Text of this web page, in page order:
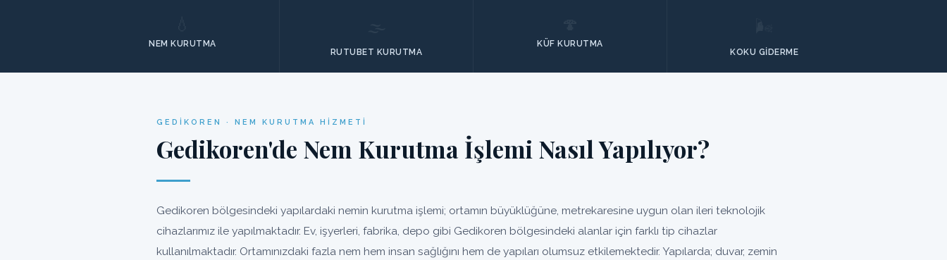
NEM KURUTMA
RUTUBET KURUTMA
KÜF KURUTMA
KOKU GIDERME
GEDIKOREN · NEM KURUTMA HIZMETI
Gedikoren'de Nem Kurutma İşlemi Nasıl Yapılıyor?
Gedikoren bölgesindeki yapılardaki nemin kurutma işlemi; ortamın büyüklüğüne, metrekaresine uygun olan ileri teknolojik
cihazlarımız ile yapılmaktadır. Ev, işyerleri, fabrika, depo gibi Gedikoren bölgesindeki alanlar için farklı tip cihazlar
kullanılmaktadır. Ortamınızdaki fazla nem hem insan sağlığını hem de yapıları olumsuz etkilemektedir. Yapılarda; duvar, zemin